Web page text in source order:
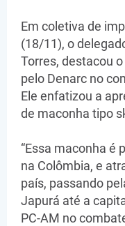
Em coletiva de
(18/11), o
Torres, destacou
pelo Denarc no
Ele enfatizou a
de maconha tipo
“Essa maconha é
na Colômbia, e
país, passando
Japurá até a
PC-AM no